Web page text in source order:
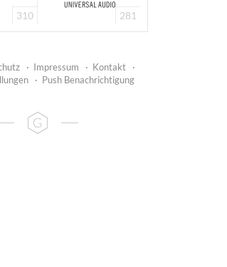
310 281
· Impressum · Kontakt
·
· Push Benachrichtigung